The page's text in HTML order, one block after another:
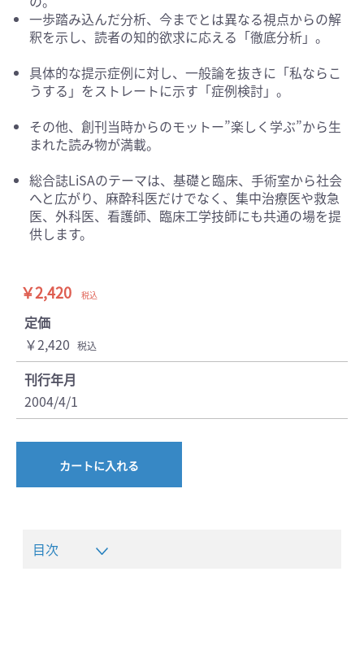
一歩踏み込んだ分析、今までとは異なる視点からの解
釈を示し、読者の知的欲求に応える「徹底分析」。
具体的な提示症例に対し、一般論を抜きに「私ならこ
うする」をストレートに示す「症例検討」。
その他、創刊当時からのモットー”楽しく学ぶ”から生
まれた読み物が満載。
総合誌LiSAのテーマは、基礎と臨床、手術室から社会
へと広がり、麻酔科医だけでなく、集中治療医や救急
医、外科医、看護師、臨床工学技師にも共通の場を提
供します。
￥2,420 税込
定価
￥2,420 税込
刊行年月
2004/4/1
カートに入れる
目次